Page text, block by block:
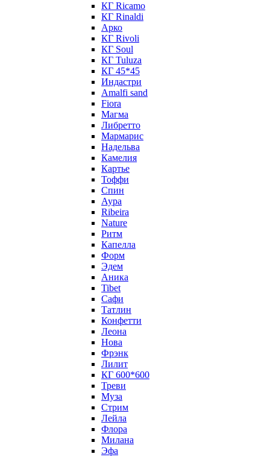
КГ Ricamo
КГ Rinaldi
Арко
КГ Rivoli
КГ Soul
КГ Tuluza
КГ 45*45
Индастри
Amalfi sand
Fiora
Магма
Либретто
Мармарис
Надельва
Камелия
Картье
Тоффи
Спин
Аура
Ribeira
Nature
Ритм
Капелла
Форм
Эдем
Аника
Tibet
Сафи
Татлин
Конфетти
Леона
Нова
Фрэнк
Лилит
КГ 600*600
Треви
Муза
Стрим
Лейла
Флора
Милана
Эфа